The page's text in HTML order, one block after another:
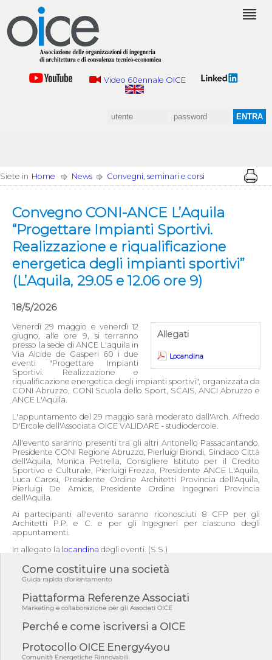
Video 60ennale OICE
Siete in Home News Convegni, seminari e corsi
Convegno CONI-ANCE L’Aquila
“Progettare Impianti Sportivi.
Realizzazione e riqualificazione
energetica degli impianti sportivi”
(L’Aquila, 29.05 e 12.06 ore 9)
18/5/2026
Allegati
Locandina
Venerdì 29 maggio e venerdì 12
giugno, alle ore 9, si terranno
presso la sede di ANCE L'aquila in
Via Alcide de Gasperi 60 i due
eventi "Progettare Impianti
Sportivi. Realizzazione e
riqualificazione energetica degli impianti sportivi", organizzata da
CONI Abruzzo, CONI Scuola dello Sport, SCAIS, ANCI Abruzzo e
ANCE L'Aquila.
L'appuntamento del 29 maggio sarà moderato dall'Arch. Alfredo
D'Ercole dell'Associata OICE VALIDARE - studiodercole.
All'evento saranno presenti tra gli altri Antonello Passacantando,
Presidente CONI Regione Abruzzo, Pierluigi Biondi, Sindaco Città
dell'Aquila, Monica Petrella, Consigliere Istituto per il Credito
Sportivo e Culturale, Pierluigi Frezza, Presidente ANCE L'Aquila,
Luca Carosi, Presidente Ordine Architetti Provincia dell'Aquila,
Pierluigi De Amicis, Presidente Ordine Ingegneri Provincia
dell'Aquila.
Ai partecipanti all'evento saranno riconosciuti 8 CFP per gli
Architetti P.P. e C. e per gli Ingegneri per ciascuno degli
appuntamenti.
In allegato la locandina degli eventi. (S.S.)
Come costituire una società
Guida rapida d'orientamento
Piattaforma Referenze Associati
Marketing e collaborazione per gli Associati OICE
Perché e come iscriversi a OICE
Protocollo OICE Energy4you
Comunità Energetiche Rinnovabili